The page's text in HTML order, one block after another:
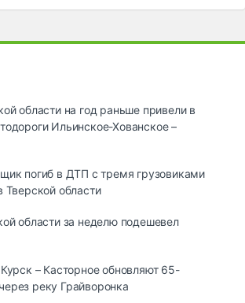
области на год раньше привели в
Ильинское-Хованское –
погиб в ДТП с тремя грузовиками
Тверской области
области за неделю подешевел
– Касторное обновляют 65-
реку Грайворонка